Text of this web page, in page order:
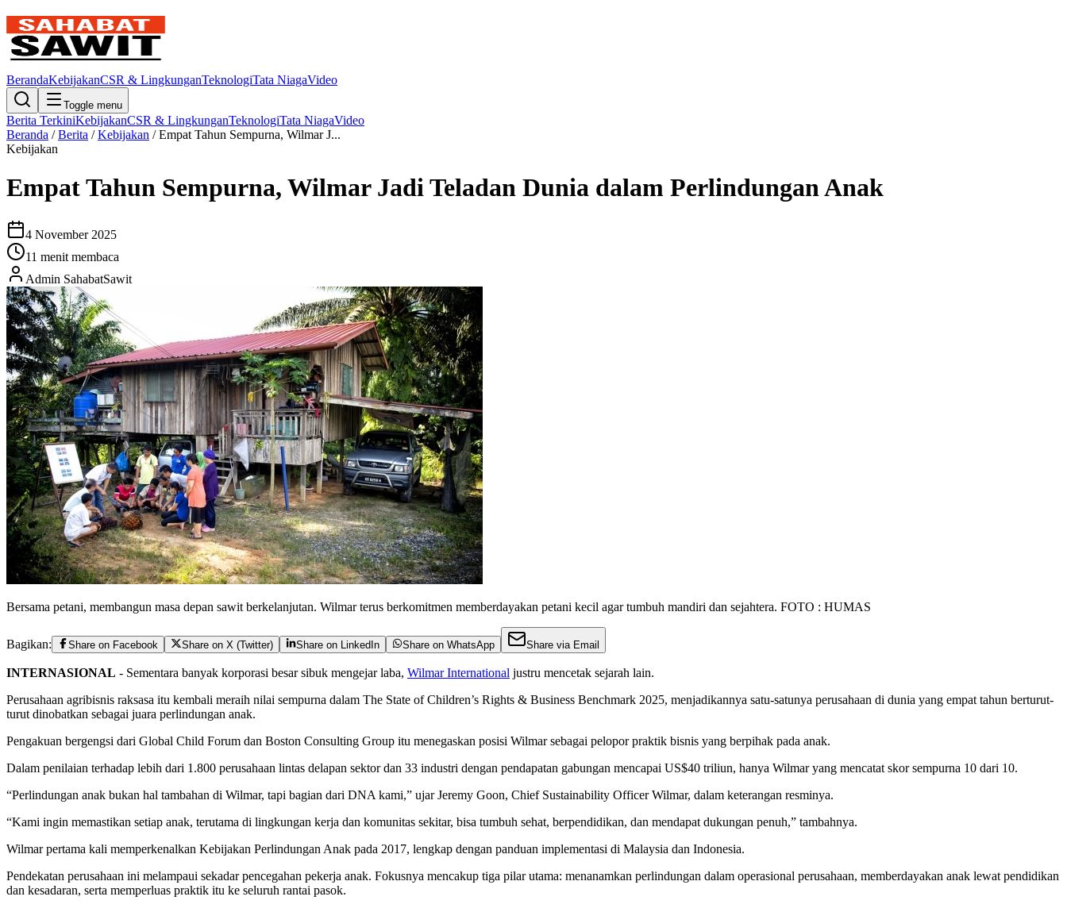
BerandaKebijakanCSR & LingkunganTeknologiTata NiagaVideo
Toggle menu
Berita TerkiniKebijakanCSR & LingkunganTeknologiTata NiagaVideo
Beranda / Berita / Kebijakan / Empat Tahun Sempurna, Wilmar J...
Kebijakan
Empat Tahun Sempurna, Wilmar Jadi Teladan Dunia dalam Perlindungan Anak
4 November 2025
11 menit membaca
Admin SahabatSawit
Bersama petani, membangun masa depan sawit berkelanjutan. Wilmar terus berkomitmen memberdayakan petani kecil agar tumbuh mandiri dan sejahtera. FOTO : HUMAS
Bagikan: Share on Facebook Share on X (Twitter) Share on LinkedIn Share on WhatsApp Share via Email
INTERNASIONAL - Sementara banyak korporasi besar sibuk mengejar laba, Wilmar International justru mencetak sejarah lain.
Perusahaan agribisnis raksasa itu kembali meraih nilai sempurna dalam The State of Children’s Rights & Business Benchmark 2025, menjadikannya satu-satunya perusahaan di dunia yang empat tahun berturut-
turut dinobatkan sebagai juara perlindungan anak.
Pengakuan bergengsi dari Global Child Forum dan Boston Consulting Group itu menegaskan posisi Wilmar sebagai pelopor praktik bisnis yang berpihak pada anak.
Dalam penilaian terhadap lebih dari 1.800 perusahaan lintas delapan sektor dan 33 industri dengan pendapatan gabungan mencapai US$40 triliun, hanya Wilmar yang mencatat skor sempurna 10 dari 10.
“Perlindungan anak bukan hal tambahan di Wilmar, tapi bagian dari DNA kami,” ujar Jeremy Goon, Chief Sustainability Officer Wilmar, dalam keterangan resminya.
“Kami ingin memastikan setiap anak, terutama di lingkungan kerja dan komunitas sekitar, bisa tumbuh sehat, berpendidikan, dan mendapat dukungan penuh,” tambahnya.
Wilmar pertama kali memperkenalkan Kebijakan Perlindungan Anak pada 2017, lengkap dengan panduan implementasi di Malaysia dan Indonesia.
Pendekatan perusahaan ini melampaui sekadar pencegahan pekerja anak. Fokusnya mencakup tiga pilar utama: menanamkan perlindungan dalam operasional perusahaan, memberdayakan anak lewat pendidikan
dan kesadaran, serta memperluas praktik itu ke seluruh rantai pasok.